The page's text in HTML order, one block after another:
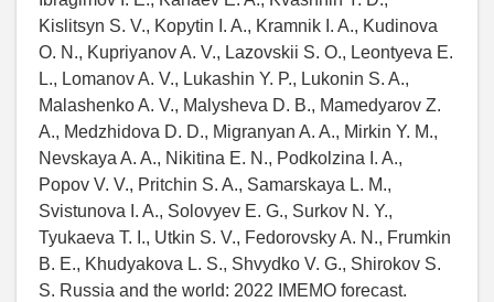
Kislitsyn S. V., Kopytin I. A., Kramnik I. A., Kudinova
O. N., Kupriyanov A. V., Lazovskii S. O., Leontyeva E.
L., Lomanov A. V., Lukashin Y. P., Lukonin S. A.,
Malashenko A. V., Malysheva D. B., Mamedyarov Z.
A., Medzhidova D. D., Migranyan A. A., Mirkin Y. M.,
Nevskaya A. A., Nikitina E. N., Podkolzina I. A.,
Popov V. V., Pritchin S. A., Samarskaya L. M.,
Svistunova I. A., Solovyev E. G., Surkov N. Y.,
Tyukaeva T. I., Utkin S. V., Fedorovsky A. N., Frumkin
B. E., Khudyakova L. S., Shvydko V. G., Shirokov S.
S. Russia and the world: 2022 IMEMO forecast.